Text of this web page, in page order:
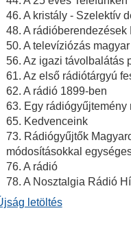
46. A kristály - Szelektív
48. A
50. A televíziózás
56. Az igazi távolbalátás
61. Az első rádiótárgyú
62. A rádió 1899-ben
63. Egy rádiógyűjtemény
65. Kedvenceink
73. Rádiógyűjtők
módosításokkal
76. A rádió
78. A Nosztalgia Rádió
letöltés